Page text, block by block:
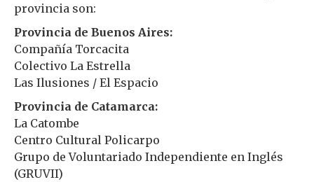
provincia son:
Provincia de Buenos Aires:
Compañía Torcacita
Colectivo La Estrella
Las Ilusiones / El Espacio
Provincia de Catamarca:
La Catombe
Centro Cultural Policarpo
Grupo de Voluntariado Independiente en Inglés
(GRUVII)